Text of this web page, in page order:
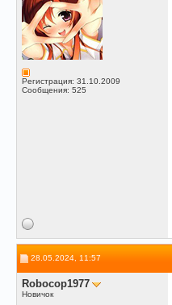
Регистрация: 31.10.2009
Сообщения: 525
28.05.2024, 11:57
Robocop1977
Новичок